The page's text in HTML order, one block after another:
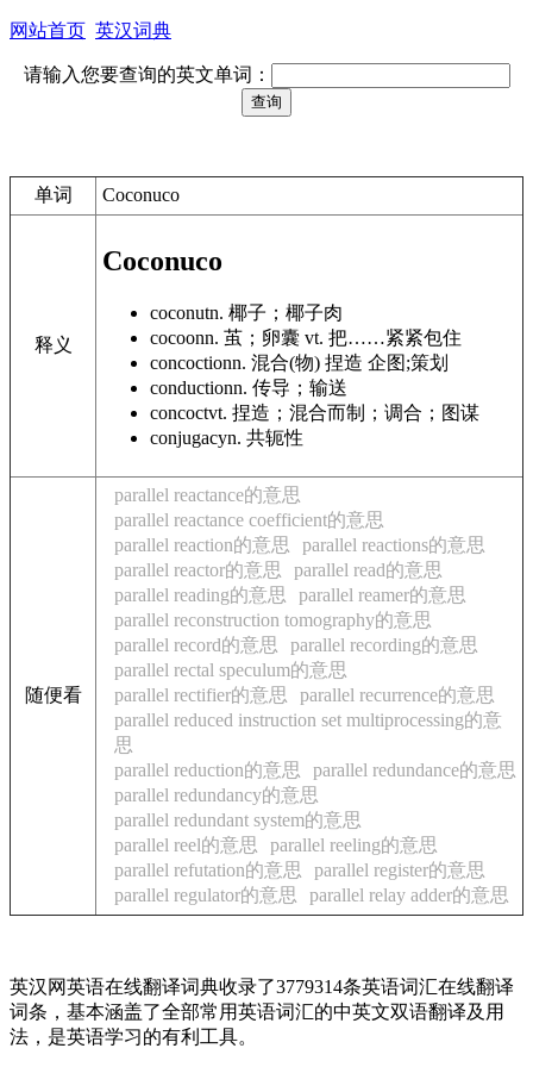
网站首页 英汉词典
请输入您要查询的英文单词：
单词 Coconuco
释义
Coconuco
coconutn. 椰子；椰子肉
cocoonn. 茧；卵囊 vt. 把……紧紧包住
concoctionn. 混合(物) 捏造 企图;策划
conductionn. 传导；输送
concoctvt. 捏造；混合而制；调合；图谋
conjugacyn. 共轭性
随便看
parallel reactance的意思
parallel reactance coefficient的意思
parallel reaction的意思
parallel reactions的意思
parallel reactor的意思
parallel read的意思
parallel reading的意思
parallel reamer的意思
parallel reconstruction tomography的意思
parallel record的意思
parallel recording的意思
parallel rectal speculum的意思
parallel rectifier的意思
parallel recurrence的意思
parallel reduced instruction set multiprocessing的意
思
parallel reduction的意思
parallel redundance的意思
parallel redundancy的意思
parallel redundant system的意思
parallel reel的意思
parallel reeling的意思
parallel refutation的意思
parallel register的意思
parallel regulator的意思
parallel relay adder的意思
英汉网英语在线翻译词典收录了3779314条英语词汇在线翻译
词条，基本涵盖了全部常用英语词汇的中英文双语翻译及用
法，是英语学习的有利工具。